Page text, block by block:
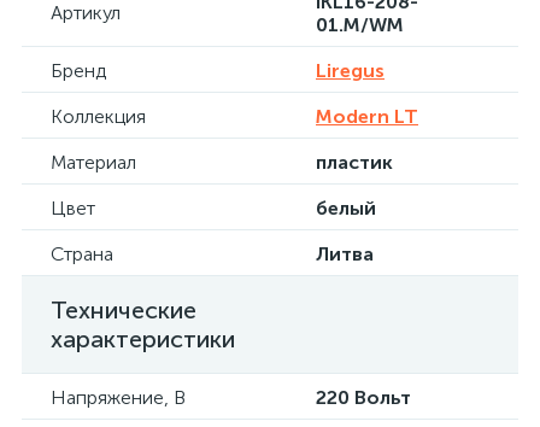
Артикул
01.M/WM
Бренд
Liregus
Коллекция
Modern LT
Материал
пластик
Цвет
белый
Страна
Литва
Технические
характеристики
Напряжение, В 220 Вольт